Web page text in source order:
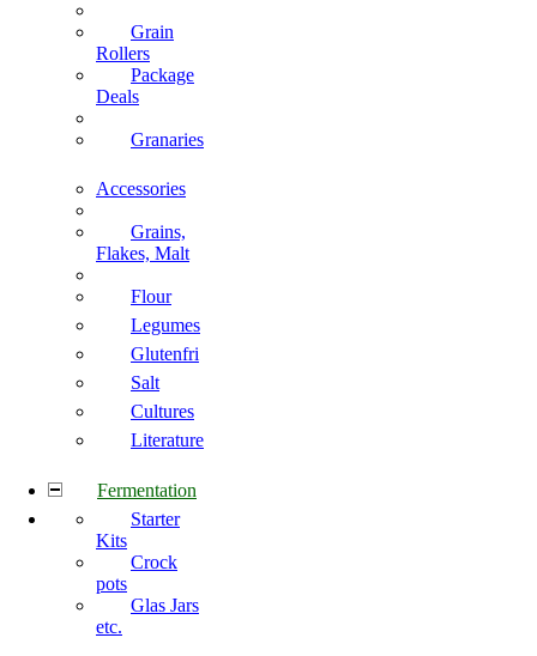
Grain
Rollers
Package
Deals
Granaries
Accessories
Grains,
Flakes, Malt
Flour
Legumes
Glutenfri
Salt
Cultures
Literature
Fermentation
Starter
Kits
Crock
pots
Glas Jars
etc.